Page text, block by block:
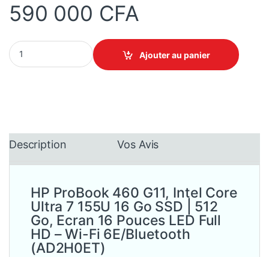
590 000 CFA
HP ProBook 460 G11, Intel Core Ultra 7 155U 16 Go SSD | 512
Ajouter au panier
Description Vos Avis
HP ProBook 460 G11, Intel Core
Ultra 7 155U 16 Go SSD | 512
Go, Ecran 16 Pouces LED Full
HD – Wi-Fi 6E/Bluetooth
(AD2H0ET)